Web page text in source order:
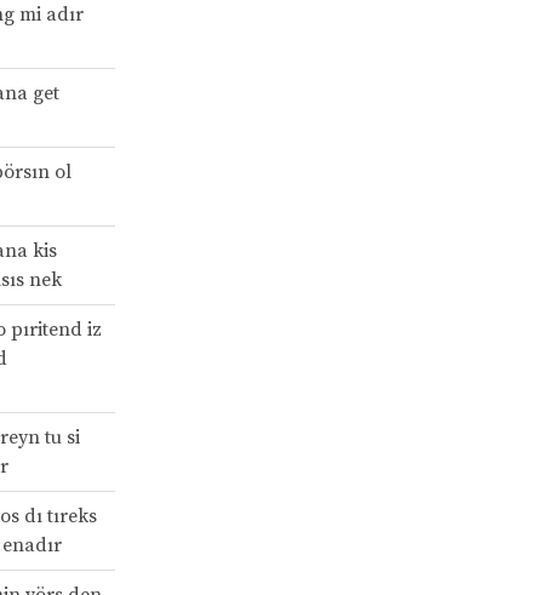
mi adır
get
ol
kis
nek
pıritend iz
tu si
dı tıreks